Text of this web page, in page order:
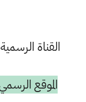
القناة
الموقع